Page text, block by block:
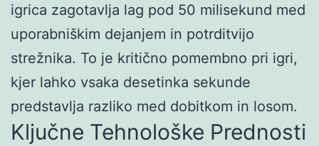
igrica zagotavlja lag pod 50 milisekund med
uporabniškim dejanjem in potrditvijo
strežnika. To je kritično pomembno pri igri,
kjer lahko vsaka desetinka sekunde
predstavlja razliko med dobitkom in losom.
Ključne Tehnološke Prednosti